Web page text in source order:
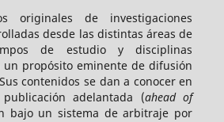
originales de investigaciones
desde las distintas áreas de
de estudio y disciplinas
un propósito eminente de difusión
contenidos se dan a conocer en
adelantada (ahead of
bajo un sistema de arbitraje por